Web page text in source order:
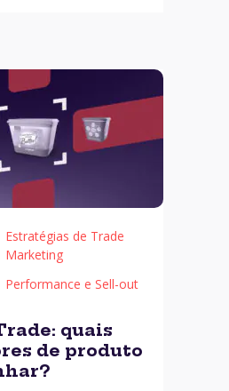
Estratégias de Trade
Marketing
Performance e Sell-out
quais
de produto